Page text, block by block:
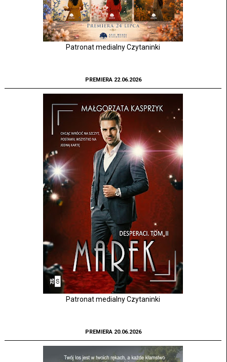
Patronat medialny Czytaninki
PREMIERA 22.06.2026
Patronat medialny Czytaninki
PREMIERA 20.06.2026